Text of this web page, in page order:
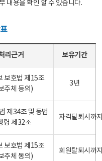
내용을 확인 할 수 있습니다.
리근거 보유기간
보호법 제15조
주체 등의)
3년
제34조 및 동법
령 제32조
자격탈퇴시까
보호법 제15조
주체 동의)
회원탈퇴시까